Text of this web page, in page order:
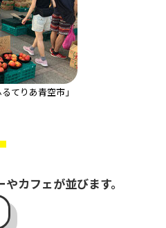
てりあ青空市」
カフェが並びます。